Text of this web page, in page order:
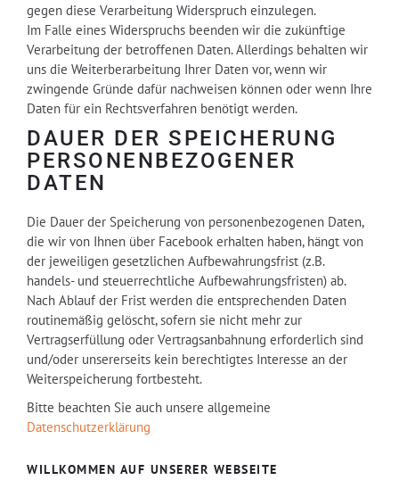
gegen diese Verarbeitung Widerspruch einzulegen.
Im Falle eines Widerspruchs beenden wir die zukünftige
Verarbeitung der betroffenen Daten. Allerdings behalten wir
uns die Weiterberarbeitung Ihrer Daten vor, wenn wir
zwingende Gründe dafür nachweisen können oder wenn Ihre
Daten für ein Rechtsverfahren benötigt werden.
DAUER DER SPEICHERUNG
PERSONENBEZOGENER
DATEN
Die Dauer der Speicherung von personenbezogenen Daten,
die wir von Ihnen über Facebook erhalten haben, hängt von
der jeweiligen gesetzlichen Aufbewahrungsfrist (z.B.
handels- und steuerrechtliche Aufbewahrungsfristen) ab.
Nach Ablauf der Frist werden die entsprechenden Daten
routinemäßig gelöscht, sofern sie nicht mehr zur
Vertragserfüllung oder Vertragsanbahnung erforderlich sind
und/oder unsererseits kein berechtigtes Interesse an der
Weiterspeicherung fortbesteht.
Bitte beachten Sie auch unsere allgemeine
Datenschutzerklärung
WILLKOMMEN AUF UNSERER WEBSEITE